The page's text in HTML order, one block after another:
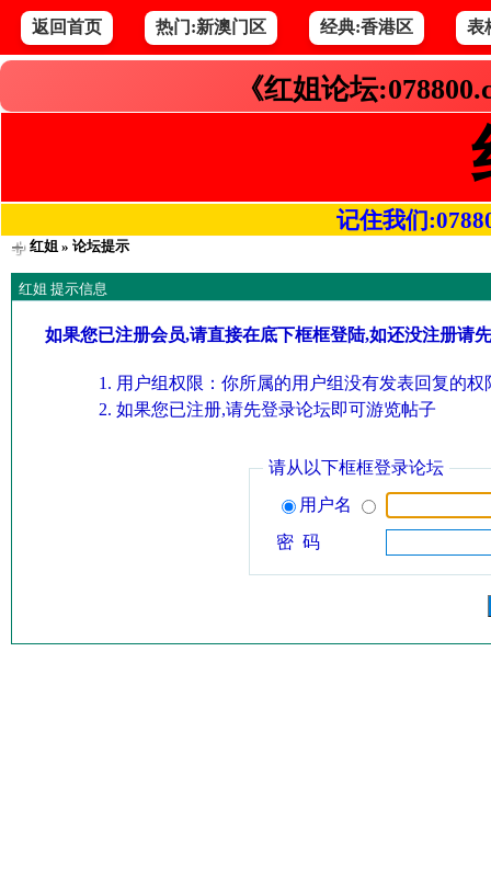
返回首页 热门:新澳门区 经典:香港区 表
《红姐论坛
记住我们
红姐» 论坛提示
红姐 提示信息
如果您已注册会员,请直接在底下框框登陆,如还没注册请
用户组权限：你所属的用户组没有发表回复的权
如果您已注册,请先登录论坛即可游览帖子
请从以下框框登录论坛
用户名
密 码